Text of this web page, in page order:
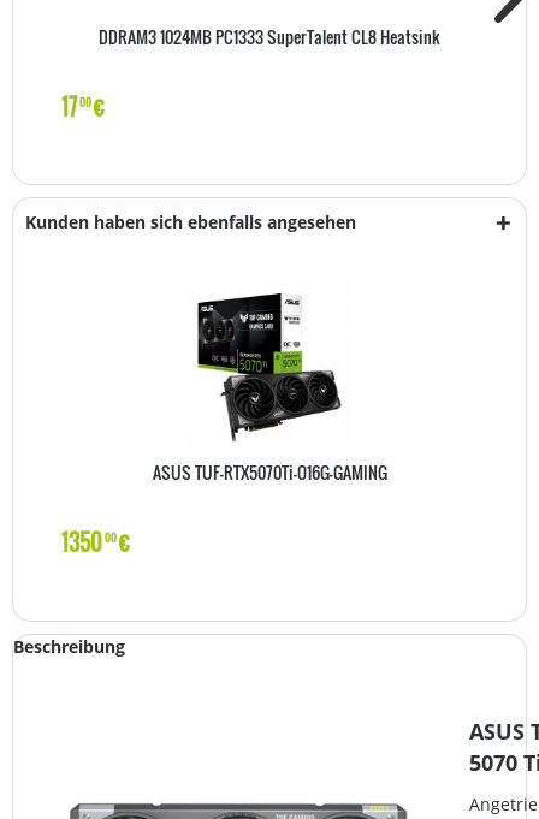
DDRAM3 1024MB PC1333 SuperTalent CL8 Heatsink
1700€
Kunden haben sich ebenfalls angesehen
ASUS TUF-RTX5070Ti-O16G-GAMING
135000€
Beschreibung
ASUS
5070